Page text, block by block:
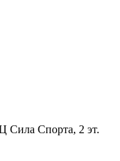
Сила Спорта, 2 эт.